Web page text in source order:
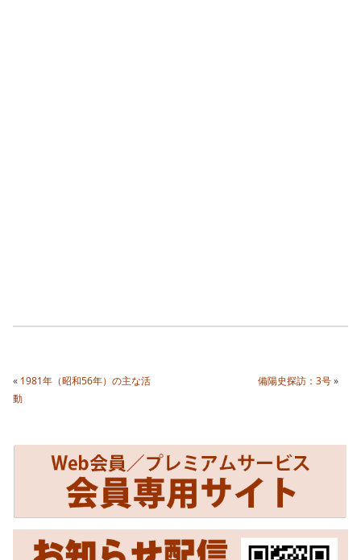
« 1981年（昭和56年）の主な活
動
備陽史探訪：3号»